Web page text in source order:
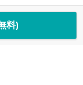
料)